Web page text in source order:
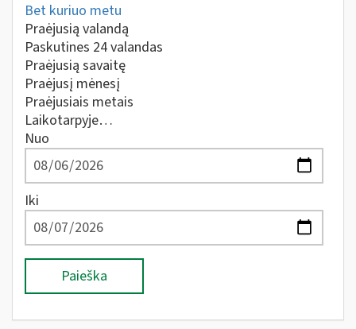
Bet kuriuo metu
Praėjusią valandą
Paskutines 24 valandas
Praėjusią savaitę
Praėjusį mėnesį
Praėjusiais metais
Laikotarpyje…
Nuo
Iki
Paieška